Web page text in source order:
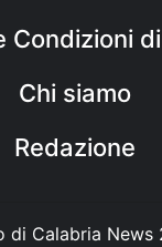
Condizioni
Chi siamo
Redazione
di Calabria News